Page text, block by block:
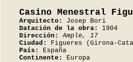
Casino Menestral
Arquitecto:
Josep Bori
Datación de la obra:
1904
Dirección:
Ample, 17
Ciudad:
Figueres (Girona-
País:
España
Continente:
Europa